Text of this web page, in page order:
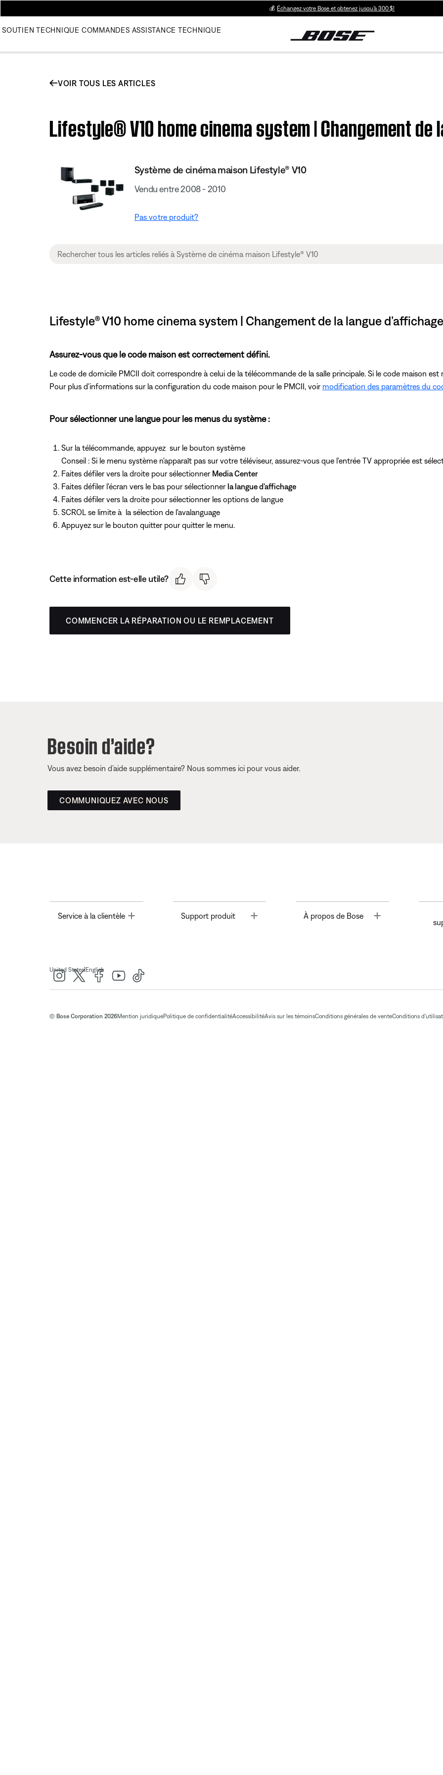
💰 Échangez votre Bose et obtenez jusqu’à 300 $!
SOUTIEN TECHNIQUE COMMANDES ASSISTANCE TECHNIQUE
VOIR TOUS LES ARTICLES
Lifestyle® V10 home cinema system | Changement de
Système de cinéma maison Lifestyle® V10
Vendu entre 2008 - 2010
Pas votre produit?
Lifestyle® V10 home cinema system | Changement de la langue d’affichage
Assurez-vous que le code maison est correctement défini.
Le code de domicile PMCII doit correspondre à celui de la télécommande de la salle principale. Si le code maison
Pour plus d'informations sur la configuration du code maison pour le PMCII, voir modification des paramètres du
Pour sélectionner une langue pour les menus du système :
Sur la télécommande, appuyez sur le bouton système
Conseil : Si le menu système n'apparaît pas sur votre téléviseur, assurez-vous que l'entrée TV appropriée est
Faites défiler vers la droite pour sélectionner Media Center
Faites défiler l'écran vers le bas pour sélectionner la langue d'affichage
Faites défiler vers la droite pour sélectionner les options de langue
SCROL se limite à la sélection de l'avalanguage
Appuyez sur le bouton quitter pour quitter le menu.
Cette information est-elle utile?
COMMENCER LA RÉPARATION OU LE REMPLACEMENT
Besoin d’aide?
Vous avez besoin d’aide supplémentaire? Nous sommes ici pour vous aider.
COMMUNIQUEZ AVEC NOUS
Service à la clientèle Toggle Support produit À propos de Bose Toggle
United States| English
© Bose Corporation 2026Mention juridiquePolitique de confidentialitéAccessibilitéAvis sur les témoinsConditions générales de venteConditions